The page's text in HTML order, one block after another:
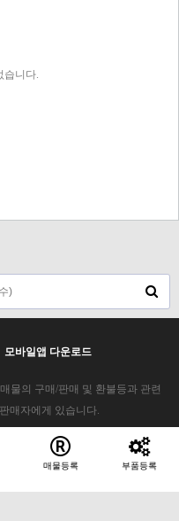
습니다.
모바일앱 다운로드
물의 구매/판매 및 환불등과 관련
매자에게 있습니다.
매물등록 부품등록